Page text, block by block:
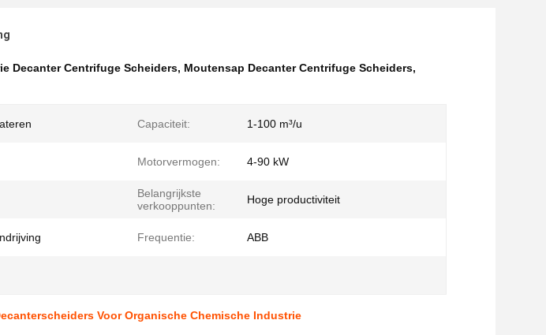
Decanter Centrifuge Scheiders, Moutensap Decanter Centrifuge Scheiders,
Capaciteit: 1-100 m³/u
Motorvermogen: 4-90 kW
Belangrijkste
verkooppunten:
Hoge productiviteit
Frequentie: ABB
Voor Organische Chemische Industrie